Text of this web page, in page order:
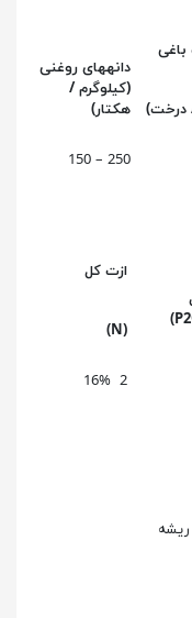
درخت)
دانه­های روغنی
(کیلوگرم /
هکتار)
250 – 150
ازت کل
(N)
2 16%